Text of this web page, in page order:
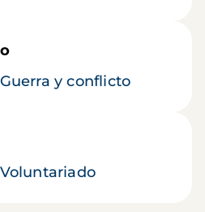
y conflicto